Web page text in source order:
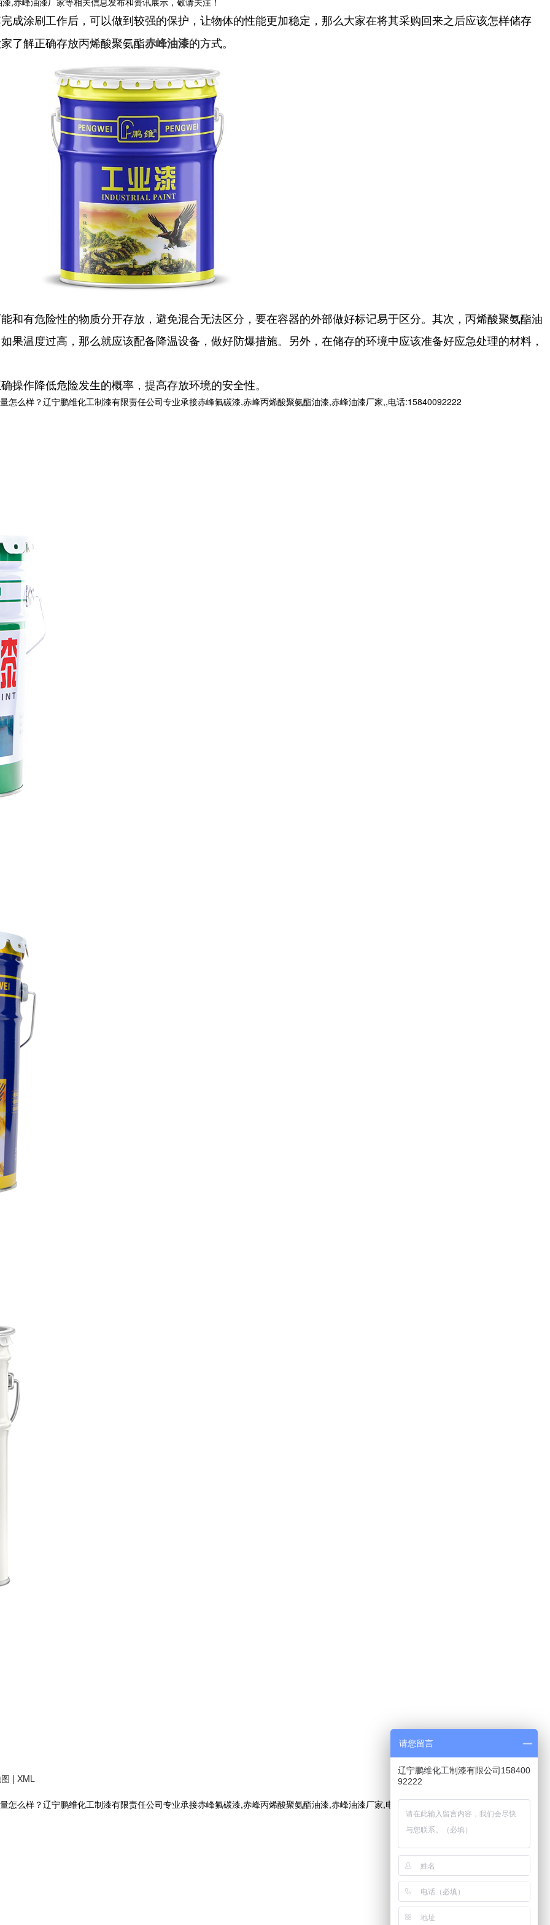
成涂刷工作后，可以做到较强的保护，让物体的性能更加稳定，那么大家在将其采购回来之后应该怎样储存
了解正确存放丙烯酸聚氨酯赤峰油漆的方式。
和有危险性的物质分开存放，避免混合无法区分，要在容器的外部做好标记易于区分。其次，丙烯酸聚氨酯油
果温度过高，那么就应该配备降温设备，做好防爆措施。另外，在储存的环境中应该准备好应急处理的材料，
作降低危险发生的概率，提高存放环境的安全性。
怎么样？辽宁鹏维化工制漆有限责任公司专业承接赤峰氟碳漆,赤峰丙烯酸聚氨酯油漆,赤峰油漆厂家,,电话:15840092222
| XML
么样？辽宁鹏维化工制漆有限责任公司专业承接赤峰氟碳漆,赤峰丙烯酸聚氨酯油漆,赤峰油漆厂家,电话:15840092222
请您留言
辽宁鹏维化工制漆有限公司158400
92222